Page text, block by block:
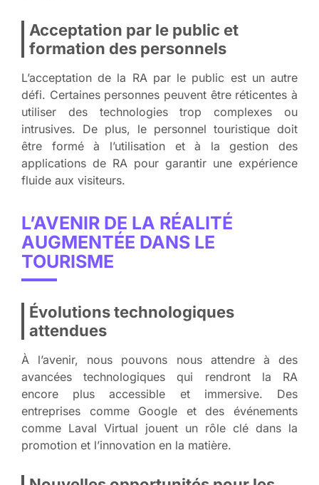
Acceptation par le public et
formation des personnels
L’acceptation de la RA par le public est un autre
défi. Certaines personnes peuvent être réticentes à
utiliser des technologies trop complexes ou
intrusives. De plus, le personnel touristique doit
être formé à l’utilisation et à la gestion des
applications de RA pour garantir une expérience
fluide aux visiteurs.
L’AVENIR DE LA RÉALITÉ
AUGMENTÉE DANS LE
TOURISME
Évolutions technologiques
attendues
À l’avenir, nous pouvons nous attendre à des
avancées technologiques qui rendront la RA
encore plus accessible et immersive. Des
entreprises comme Google et des événements
comme Laval Virtual jouent un rôle clé dans la
promotion et l’innovation en la matière.